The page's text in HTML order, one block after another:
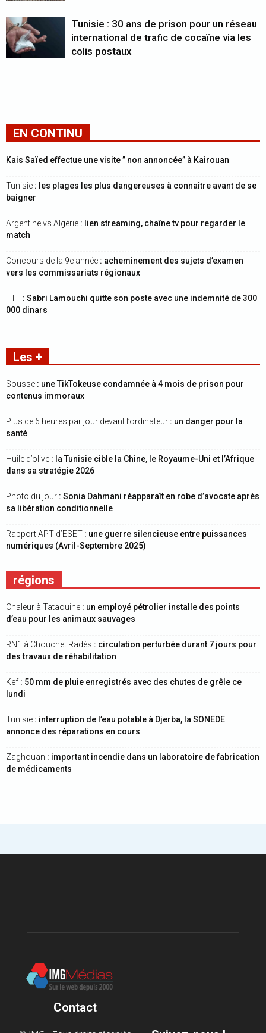
Tunisie : 30 ans de prison pour un réseau
international de trafic de cocaïne via les
colis postaux
EN CONTINU
Kais Saïed effectue une visite ” non annoncée” à Kairouan
Tunisie : les plages les plus dangereuses à connaître avant de se
baigner
Argentine vs Algérie : lien streaming, chaîne tv pour regarder le
match
Concours de la 9e année : acheminement des sujets d’examen
vers les commissariats régionaux
FTF : Sabri Lamouchi quitte son poste avec une indemnité de 300
000 dinars
Les +
Sousse : une TikTokeuse condamnée à 4 mois de prison pour
contenus immoraux
Plus de 6 heures par jour devant l’ordinateur : un danger pour la
santé
Huile d’olive : la Tunisie cible la Chine, le Royaume-Uni et l’Afrique
dans sa stratégie 2026
Photo du jour : Sonia Dahmani réapparaît en robe d’avocate après
sa libération conditionnelle
Rapport APT d’ESET : une guerre silencieuse entre puissances
numériques (Avril-Septembre 2025)
régions
Chaleur à Tataouine : un employé pétrolier installe des points
d’eau pour les animaux sauvages
RN1 à Chouchet Radès : circulation perturbée durant 7 jours pour
des travaux de réhabilitation
Kef : 50 mm de pluie enregistrés avec des chutes de grêle ce
lundi
Tunisie : interruption de l’eau potable à Djerba, la SONEDE
annonce des réparations en cours
Zaghouan : important incendie dans un laboratoire de fabrication
de médicaments
Contact